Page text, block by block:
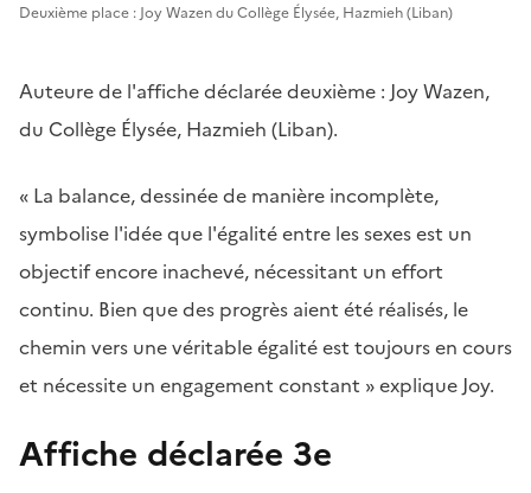
Deuxième place : Joy Wazen du Collège Élysée, Hazmieh (Liban)
Auteure de l'affiche déclarée deuxième : Joy Wazen,
du Collège Élysée, Hazmieh (Liban).
« La balance, dessinée de manière incomplète,
symbolise l'idée que l'égalité entre les sexes est un
objectif encore inachevé, nécessitant un effort
continu. Bien que des progrès aient été réalisés, le
chemin vers une véritable égalité est toujours en cours
et nécessite un engagement constant » explique Joy.
Affiche déclarée 3e